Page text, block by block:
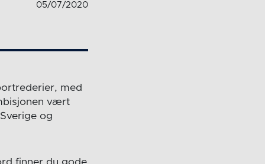
05/07/2020
med
vært
og